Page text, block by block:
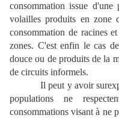
consommation issue
volailles produits en zone
consommation de racines
zones. C'est enfin le cas
douce ou de produits de la
de circuits informels.
Il peut y avoir
populations ne
consommations visant à ne